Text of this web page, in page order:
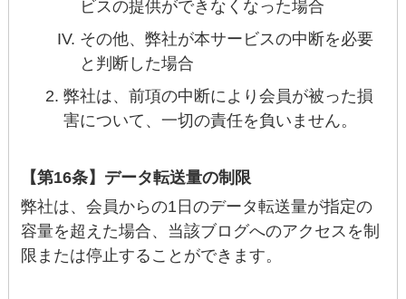
ビスの提供ができなくなった場合
その他、弊社が本サービスの中断を必要
と判断した場合
弊社は、前項の中断により会員が被った損
害について、一切の責任を負いません。
【第16条】データ転送量の制限
弊社は、会員からの1日のデータ転送量が指定の
容量を超えた場合、当該ブログへのアクセスを制
限または停止することができます。